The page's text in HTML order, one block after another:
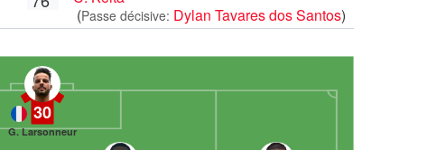
(Passe décisive: Dylan Tavares dos Santos)
30
G. Larsonneur